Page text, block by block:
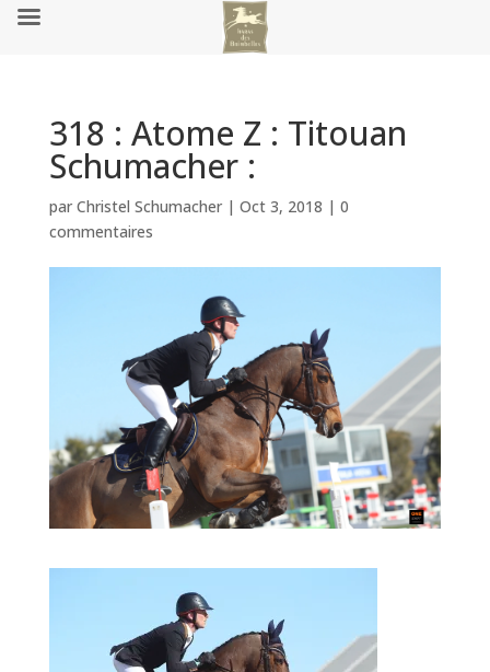
318 : Atome Z : Titouan
Schumacher :
par Christel Schumacher| Oct 3, 2018 | 0
commentaires